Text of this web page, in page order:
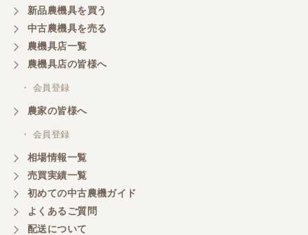
新品農機具を買う
中古農機具を売る
農機具店一覧
農機具店の皆様へ
・ 会員登録
農家の皆様へ
・ 会員登録
相場情報一覧
売買実績一覧
初めての中古農機ガイド
よくあるご質問
配送について